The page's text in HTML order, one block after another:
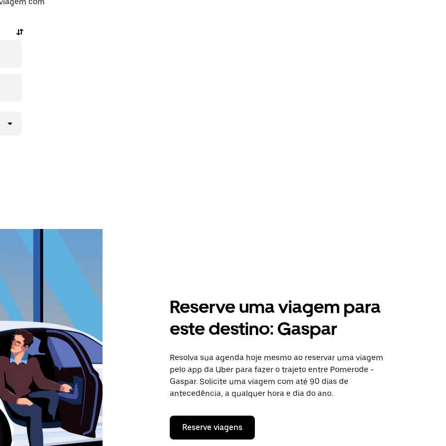
Reserve uma viagem para
este destino: Gaspar
Resolva sua agenda hoje mesmo ao reservar uma viagem
pelo app da Uber para fazer o trajeto entre Pomerode -
Gaspar. Solicite uma viagem com até 90 dias de
antecedência, a qualquer hora e dia do ano.
Reserve viagens